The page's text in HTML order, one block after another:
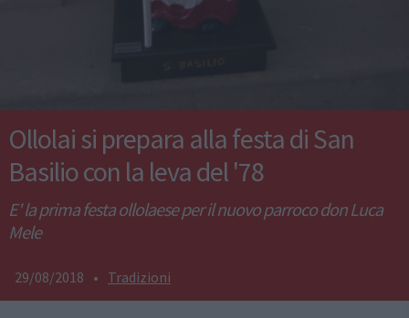
Ollolai si prepara alla festa di San
Basilio con la leva del '78
E' la prima festa ollolaese per il nuovo parroco don Luca
Mele
29/08/2018 • Tradizioni